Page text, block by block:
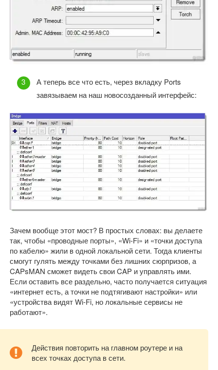
А теперь все что есть, через вкладку Ports
завязываем на наш новосозданный интерфейс:
Зачем вообще этот мост? В простых словах: вы делаете
так, чтобы «проводные порты», «Wi-Fi» и «точки доступа
по кабелю» жили в одной локальной сети. Тогда клиенты
смогут гулять между точками без лишних сюрпризов, а
CAPsMAN сможет видеть свои CAP и управлять ими.
Если оставить все раздельно, часто получается ситуация
«интернет есть, а точки не подтягивают настройки» или
«устройства видят Wi-Fi, но локальные сервисы не
работают».
Действия повторить на главном роутере и на
всех точках доступа в сети.